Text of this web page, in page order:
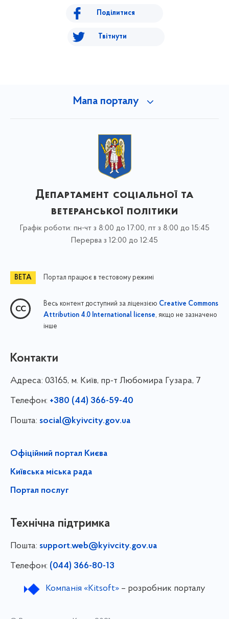
Поділитися
Твітнути
Мапа порталу
Департамент соціальної та
ветеранської політики
Графік роботи: пн-чт з 8:00 до 17:00, пт з 8:00 до 15:45
Перерва з 12:00 до 12:45
Портал працює в тестовому режимі
Весь контент доступний за ліцензією Creative Commons
Attribution 4.0 International license, якщо не зазначено
інше
Контакти
Адреса: 03165, м. Київ, пр-т Любомира Гузара, 7
Телефон: +380 (44) 366-59-40
Пошта: social@kyivcity.gov.ua
Офіційний портал Києва
Київська міська рада
Портал послуг
Технічна підтримка
Пошта: support.web@kyivcity.gov.ua
Телефон: (044) 366-80-13
Компанія «Kitsoft»– розробник порталу